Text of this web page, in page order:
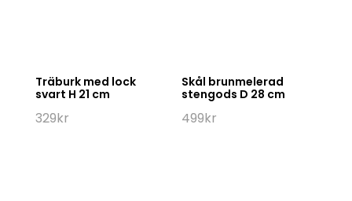
Träburk med lock
svart H 21 cm
329kr
Skål brunmelerad
stengods D 28 cm
499kr